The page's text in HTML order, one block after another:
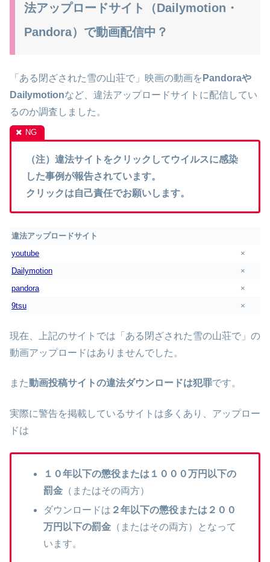
法アップロードサイト（Dailymotion・
Pandora）で動画配信中？
「ある閉ざされた雪の山荘で」映画の動画を Pandoraや
Dailymotionなど、違法アップロードサイトに配信してい
るのか調査しました。
（注）違法サイトをクリックしてウイルスに感染
した事例が報告されています。
クリックは自己責任でお願いします。
違法アップロードサイト
youtube
×
Dailymotion
×
pandora
×
9tsu
×
現在、上記のサイトでは「ある閉ざされた雪の山荘で」の
動画アップロードはありませんでした。
また動画投稿サイトの違法ダウンロードは犯罪です。
実際に警告を掲載しているサイトは多くあり、アップロー
ドは
１０年以下の懲役または１０００万円以下の
罰金 （またはその両方）
ダウンロードは ２年以下の懲役または２００
万円以下の罰金 （またはその両方）となって
います。